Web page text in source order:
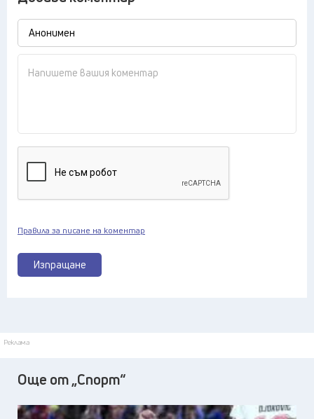
Изпращане
Правила за писане на коментар
Реклама
Още от „Спорт“